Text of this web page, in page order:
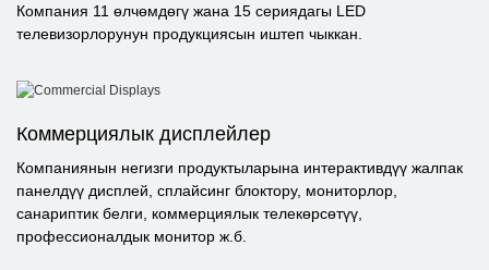
Компания 11 өлчөмдөгү жана 15 сериядагы LED
телевизорлорунун продукциясын иштеп чыккан.
Коммерциялык дисплейлер
Компаниянын негизги продуктыларына интерактивдүү жалпак
панелдүү дисплей, сплайсинг блоктору, мониторлор,
санариптик белги, коммерциялык телекөрсөтүү,
профессионалдык монитор ж.б.